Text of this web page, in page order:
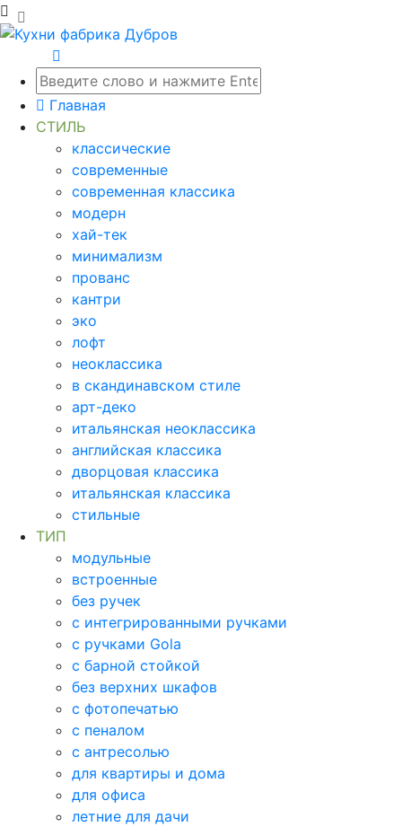
Главная
СТИЛЬ
классические
современные
современная классика
модерн
хай-тек
минимализм
прованс
кантри
эко
лофт
неоклассика
в скандинавском стиле
арт-деко
итальянская неоклассика
английская классика
дворцовая классика
итальянская классика
стильные
ТИП
модульные
встроенные
без ручек
с интегрированными ручками
с ручками Gola
с барной стойкой
без верхних шкафов
с фотопечатью
с пеналом
с антресолью
для квартиры и дома
для офиса
летние для дачи